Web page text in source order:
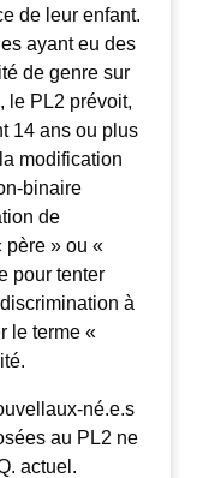
de leur enfant.
ayant eu des
de genre sur
le PL2 prévoit,
14 ans ou plus
modification
binaire
de
père » ou «
pour tenter
à
le terme «
né.e.s
au PL2 ne
actuel.